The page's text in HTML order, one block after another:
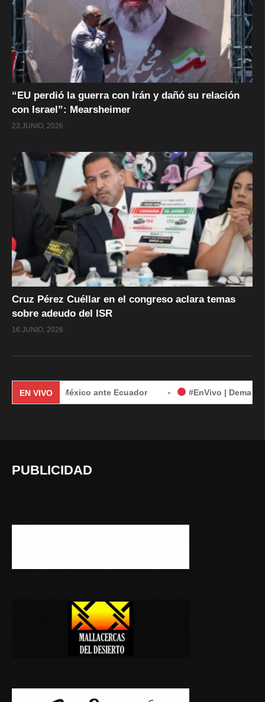
“EU perdió la guerra con Irán y dañó su relación
con Israel”: Mearsheimer
23 JUNIO, 2026
Cruz Pérez Cuéllar en el congreso aclara temas
sobre adeudo del ISR
16 JUNIO, 2026
EN VIVO
de México ante Ecuador #EnVivo | Demanda de
PUBLICIDAD